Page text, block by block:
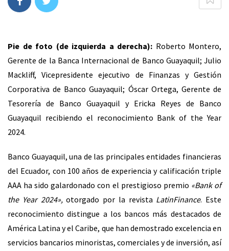
Pie de foto (de izquierda a derecha): Roberto Montero,
Gerente de la Banca Internacional de Banco Guayaquil; Julio
Mackliff, Vicepresidente ejecutivo de Finanzas y Gestión
Corporativa de Banco Guayaquil; Óscar Ortega, Gerente de
Tesorería de Banco Guayaquil y Ericka Reyes de Banco
Guayaquil recibiendo el reconocimiento Bank of the Year
2024.
Banco Guayaquil, una de las principales entidades financieras
del Ecuador, con 100 años de experiencia y calificación triple
AAA ha sido galardonado con el prestigioso premio «Bank of
the Year 2024»,otorgado por la revista LatinFinance. Este
reconocimiento distingue a los bancos más destacados de
América Latina y el Caribe, que han demostrado excelencia en
servicios bancarios minoristas, comerciales y de inversión, así